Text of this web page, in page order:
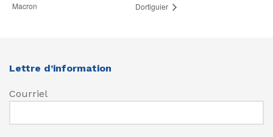
Macron
Dortiguier
Lettre d’information
Courriel